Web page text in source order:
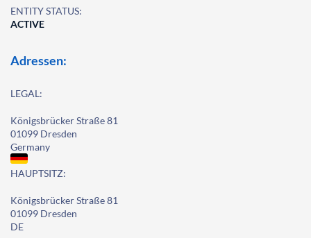
ENTITY STATUS:
ACTIVE
Adressen:
LEGAL:
Königsbrücker Straße 81
01099 Dresden
Germany
HAUPTSITZ:
Königsbrücker Straße 81
01099 Dresden
DE